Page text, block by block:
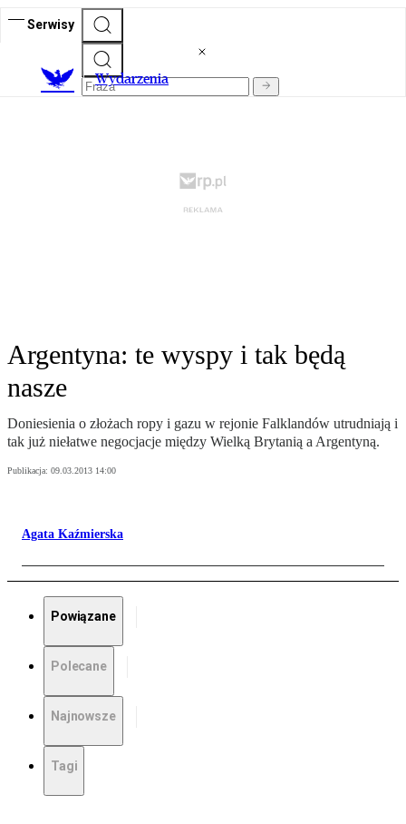
Serwisy
Wydarzenia
Argentyna: te wyspy i tak będą
nasze
Doniesienia o złożach ropy i gazu w rejonie Falklandów utrudniają i
tak już niełatwe negocjacje między Wielką Brytanią a Argentyną.
Publikacja: 09.03.2013 14:00
Agata Kaźmierska
Powiązane
Polecane
Najnowsze
Tagi